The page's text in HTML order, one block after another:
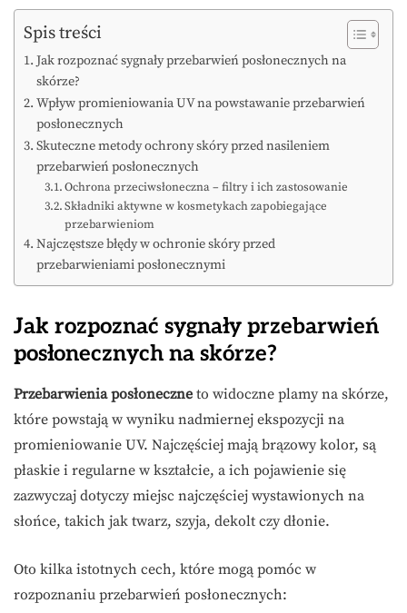
Spis treści
Jak rozpoznać sygnały przebarwień posłonecznych na
skórze?
Wpływ promieniowania UV na powstawanie przebarwień
posłonecznych
Skuteczne metody ochrony skóry przed nasileniem
przebarwień posłonecznych
Ochrona przeciwsłoneczna – filtry i ich zastosowanie
Składniki aktywne w kosmetykach zapobiegające
przebarwieniom
Najczęstsze błędy w ochronie skóry przed
przebarwieniami posłonecznymi
Jak rozpoznać sygnały przebarwień
posłonecznych na skórze?
Przebarwienia posłoneczne to widoczne plamy na skórze,
które powstają w wyniku nadmiernej ekspozycji na
promieniowanie UV. Najczęściej mają brązowy kolor, są
płaskie i regularne w kształcie, a ich pojawienie się
zazwyczaj dotyczy miejsc najczęściej wystawionych na
słońce, takich jak twarz, szyja, dekolt czy dłonie.
Oto kilka istotnych cech, które mogą pomóc w
rozpoznaniu przebarwień posłonecznych: